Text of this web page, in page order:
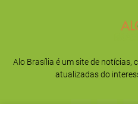
Alo Brasília é um site de notícias,
atualizadas do